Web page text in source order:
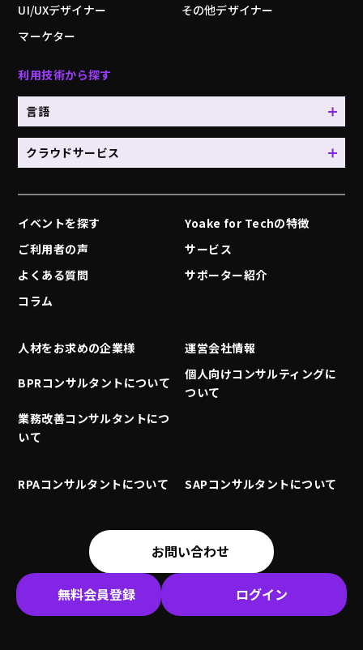
UI/UXデザイナー
その他デザイナー
マーケター
利用技術から探す
言語
クラウドサービス
イベントを探す
Yoake for Techの特徴
ご利用者の声
サービス
よくある質問
サポーター紹介
コラム
人材をお求めの企業様 運営会社情報
BPRコンサルタントについて
個人向けコンサルティングに
ついて
業務改善コンサルタントにつ
いて
RPAコンサルタントについて SAPコンサルタントについて
お問い合わせ
無料会員登録 ログイン